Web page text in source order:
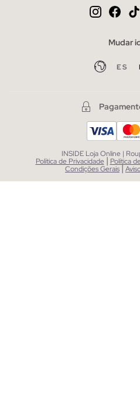
Mudar
ES
INSIDE Loja Online |
Política de Privacidade | Política
Condições Gerais|